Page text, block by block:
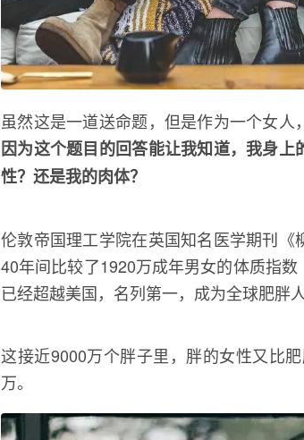
虽然这是一道送命题，但是作为一个女人
因为这个题目的回答能让我知道，我身
性？还是我的肉体？
伦敦帝国理工学院在英国知名医学期刊
40年间比较了1920万成年男女的体质指数
已经超越美国，名列第一，成为全球肥胖
这接近9000万个胖子里，胖的女性又比
万。